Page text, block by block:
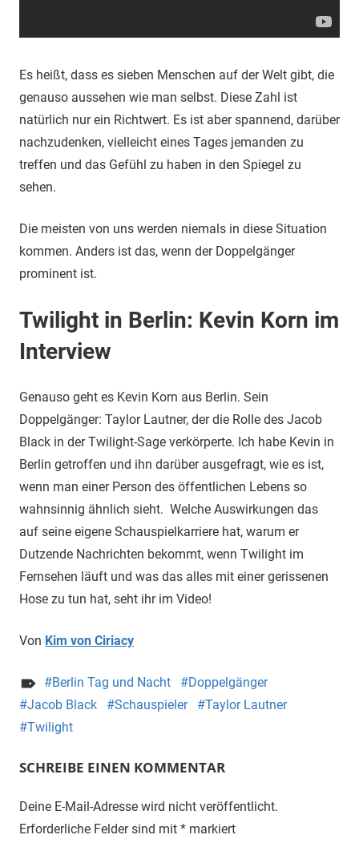
Es heißt, dass es sieben Menschen auf der Welt gibt, die
genauso aussehen wie man selbst. Diese Zahl ist
natürlich nur ein Richtwert. Es ist aber spannend, darüber
nachzudenken, vielleicht eines Tages jemanden zu
treffen und das Gefühl zu haben in den Spiegel zu
sehen.
Die meisten von uns werden niemals in diese Situation
kommen. Anders ist das, wenn der Doppelgänger
prominent ist.
Twilight in Berlin: Kevin Korn im
Interview
Genauso geht es Kevin Korn aus Berlin. Sein
Doppelgänger: Taylor Lautner, der die Rolle des Jacob
Black in der Twilight-Sage verkörperte. Ich habe Kevin in
Berlin getroffen und ihn darüber ausgefragt, wie es ist,
wenn man einer Person des öffentlichen Lebens so
wahnsinnig ähnlich sieht. Welche Auswirkungen das
auf seine eigene Schauspielkarriere hat, warum er
Dutzende Nachrichten bekommt, wenn Twilight im
Fernsehen läuft und was das alles mit einer gerissenen
Hose zu tun hat, seht ihr im Video!
Von Kim von Ciriacy
Berlin Tag und Nacht
Doppelgänger
Jacob Black
Schauspieler
Taylor Lautner
Twilight
SCHREIBE EINEN KOMMENTAR
Deine E-Mail-Adresse wird nicht veröffentlicht.
Erforderliche Felder sind mit * markiert